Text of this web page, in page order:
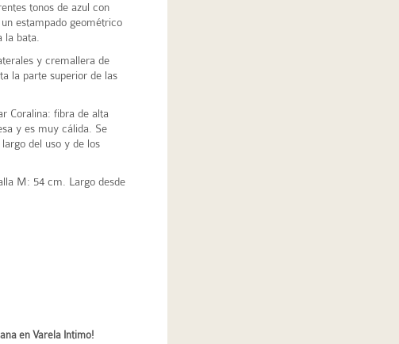
tonos de azul con
estampado geométrico
bata.
y cremallera de
la parte superior de las
Coralina: fibra de alta
y es muy cálida. Se
del uso y de los
M: 54 cm. Largo desde
en Varela Intimo!